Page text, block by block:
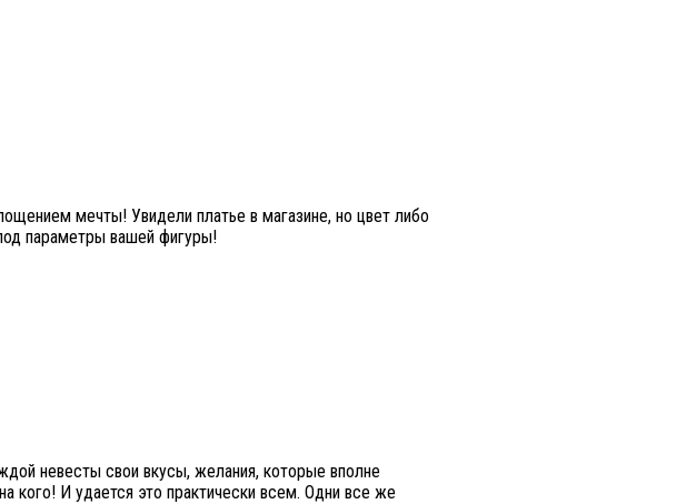
мечты! Увидели платье в магазине, но цвет либо
параметры вашей фигуры!
невесты свои вкусы, желания, которые вполне
кого! И удается это практически всем. Одни все же